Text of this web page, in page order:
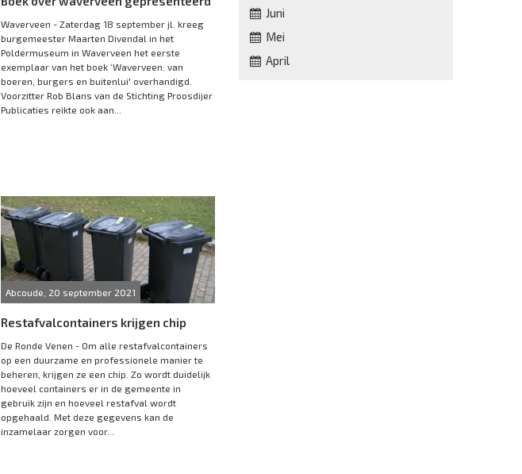
Waverveen - Zaterdag 18 september jl. kreeg
burgemeester Maarten Divendal in het
Poldermuseum in Waverveen het eerste
exemplaar van het boek ‘Waverveen: van
boeren, burgers en buitenlui' overhandigd.
Voorzitter Rob Blans van de Stichting Proosdijer
Publicaties reikte ook aan...
Abcoude, 20 september 2021
Restafvalcontainers krijgen chip
De Ronde Venen - Om alle restafvalcontainers
op een duurzame en professionele manier te
beheren, krijgen ze een chip. Zo wordt duidelijk
hoeveel containers er in de gemeente in
gebruik zijn en hoeveel restafval wordt
opgehaald. Met deze gegevens kan de
inzamelaar zorgen voor...
Juni
Mei
April